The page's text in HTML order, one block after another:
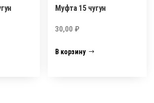
Муфта 15 чугун
30,00₽
В корзину